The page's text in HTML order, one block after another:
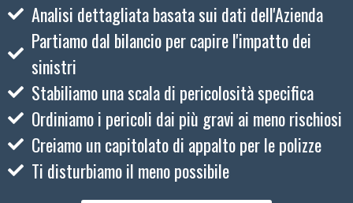
Analisi dettagliata basata sui dati dell'Azienda
Partiamo dal bilancio per capire l'impatto dei
sinistri
Stabiliamo una scala di pericolosità specifica
Ordiniamo i pericoli dai più gravi ai meno rischiosi
Creiamo un capitolato di appalto per le polizze
Ti disturbiamo il meno possibile